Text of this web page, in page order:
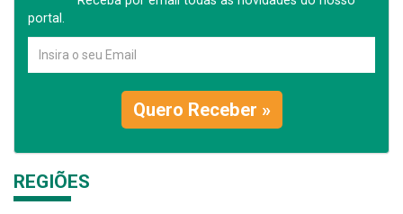
portal.
Quero Receber »
REGIÕES